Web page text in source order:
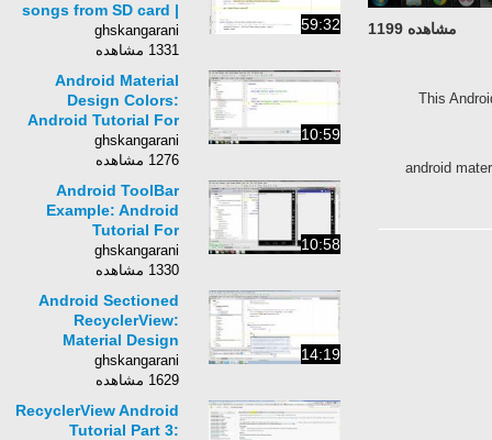
مشاهده 1199
This
android
59:32
songs from SD card |
Create playlist with
file name.
ghskangarani
1331 مشاهده
10:59
Android Material
Design Colors:
Android Tutorial For
Beginners [HD 1080p]
ghskangarani
1276 مشاهده
10:58
Android ToolBar
Example: Android
Tutorial For
Beginners [HD 1080p]
ghskangarani
1330 مشاهده
14:19
Android Sectioned
RecyclerView:
Material Design
Tutorials [HD 1080p]
ghskangarani
1629 مشاهده
RecyclerView Android
Tutorial Part 3: